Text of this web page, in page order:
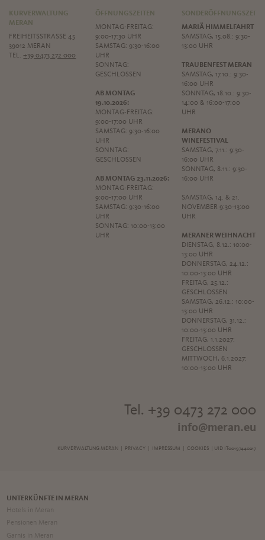
KURVERWALTUNG
MERAN
FREIHEITSSTRASSE 45
39012 MERAN
TEL.+39 0473 272 000
ÖFFNUNGSZEITEN
MONTAG-FREITAG:
9:00-17:30 UHR
SAMSTAG: 9:30-16:00
UHR
SONNTAG:
GESCHLOSSEN
AB MONTAG
19.10.2026:
MONTAG-FREITAG:
9:00-17:00 UHR
SAMSTAG: 9:30-16:00
UHR
SONNTAG:
GESCHLOSSEN
AB MONTAG 23.11.2026:
MONTAG-FREITAG:
9:00-17:00 UHR
SAMSTAG: 9:30-16:00
UHR
SONNTAG: 10:00-13:00
UHR
MARIÄ HIMMELFAHRT
SAMSTAG, 15.08.: 9:30-
13:00 UHR
TRAUBENFEST MERAN
SAMSTAG, 17.10.: 9:30-
16:00 UHR
SONNTAG, 18.10.: 9:30-
14:00 & 16:00-17:00
UHR
MERANO
WINEFESTIVAL
SAMSTAG, 7.11.: 9:30-
16:00 UHR
SONNTAG, 8.11.: 9:30-
16:00 UHR
SAMSTAG, 14. & 21.
NOVEMBER 9:30-13:00
UHR
MERANER WEIHNACHT
DIENSTAG, 8.12.: 10:00-
13:00 UHR
DONNERSTAG, 24.12.:
10:00-13:00 UHR
FREITAG, 25.12.:
GESCHLOSSEN
SAMSTAG, 26.12.: 10:00-
13:00 UHR
DONNERSTAG, 31.12.:
10:00-13:00 UHR
FREITAG, 1.1.2027:
GESCHLOSSEN
MITTWOCH, 6.1.2027:
10:00-13:00 UHR
Tel. +39 0473 272 000
info@meran.eu
KURVERWALTUNG MERAN | PRIVACY| IMPRESSUM COOKIES | UID IT00197440217
UNTERKÜNFTE IN MERAN
Hotels in Meran
Pensionen Meran
Garnis in Meran